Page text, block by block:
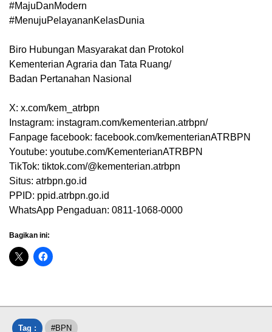
#MajuDanModern
#MenujuPelayananKelasDunia
Biro Hubungan Masyarakat dan Protokol
Kementerian Agraria dan Tata Ruang/
Badan Pertanahan Nasional
X: x.com/kem_atrbpn
Instagram: instagram.com/kementerian.atrbpn/
Fanpage facebook: facebook.com/kementerianATRBPN
Youtube: youtube.com/KementerianATRBPN
TikTok: tiktok.com/@kementerian.atrbpn
Situs: atrbpn.go.id
PPID: ppid.atrbpn.go.id
WhatsApp Pengaduan: 0811-1068-0000
Bagikan ini:
Tag : #BPN